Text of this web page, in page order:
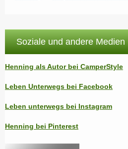
Soziale und andere Medien
Henning als Autor bei CamperStyle
Leben Unterwegs bei Facebook
Leben unterwegs bei Instagram
Henning bei Pinterest